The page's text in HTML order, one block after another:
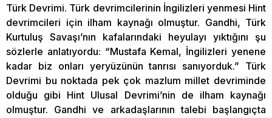
Türk Devrimi. Türk devrimcilerinin İngilizleri yenmesi Hint
devrimcileri için ilham kaynağı olmuştur. Gandhi, Türk
Kurtuluş Savaşı’nın kafalarındaki heyulayı yıktığını şu
sözlerle anlatıyordu: “Mustafa Kemal, İngilizleri yenene
kadar biz onları yeryüzünün tanrısı sanıyorduk.” Türk
Devrimi bu noktada pek çok mazlum millet devriminde
olduğu gibi Hint Ulusal Devrimi’nin de ilham kaynağı
olmuştur. Gandhi ve arkadaşlarının talebi başlangıçta